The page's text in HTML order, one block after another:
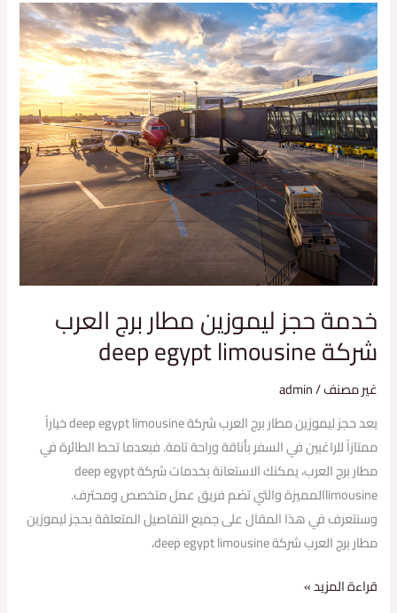
خدمة حجز ليموزين مطار برج العرب
شركة deep egypt limousine
غير مصنف/
admin
يعد حجز ليموزين مطار برج العرب شركة deep egypt limousine خياراً
ممتازاً للراغبين في السفر بأناقة وراحة تامة. فبعدما تحط الطائرة في
مطار برج العرب، يمكنك الاستعانة بخدمات شركة deep egypt
limousineالمميزة والتي تضم فريق عمل متخصص ومحترف.
وسنتعرف في هذا المقال على جميع التفاصيل المتعلقة بحجز ليموزين
مطار برج العرب شركة deep egypt limousine،
خدمة
حجز
ليموزين
مطار
برج
العرب
شركة
deep
egypt
limousine
قراءة المزيد »